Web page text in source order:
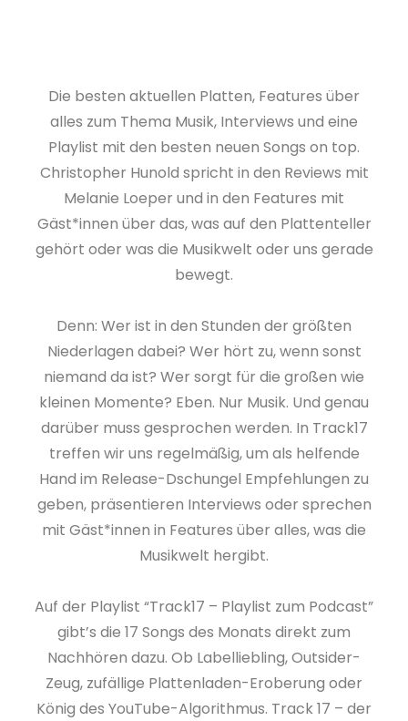
Die besten aktuellen Platten, Features über
alles zum Thema Musik, Interviews und eine
Playlist mit den besten neuen Songs on top.
Christopher Hunold spricht in den Reviews mit
Melanie Loeper und in den Features mit
Gäst*innen über das, was auf den Plattenteller
gehört oder was die Musikwelt oder uns gerade
bewegt.
Denn: Wer ist in den Stunden der größten
Niederlagen dabei? Wer hört zu, wenn sonst
niemand da ist? Wer sorgt für die großen wie
kleinen Momente? Eben. Nur Musik. Und genau
darüber muss gesprochen werden. In Track17
treffen wir uns regelmäßig, um als helfende
Hand im Release-Dschungel Empfehlungen zu
geben, präsentieren Interviews oder sprechen
mit Gäst*innen in Features über alles, was die
Musikwelt hergibt.
Auf der Playlist “Track17 – Playlist zum Podcast”
gibt’s die 17 Songs des Monats direkt zum
Nachhören dazu. Ob Labelliebling, Outsider-
Zeug, zufällige Plattenladen-Eroberung oder
König des YouTube-Algorithmus. Track 17 – der